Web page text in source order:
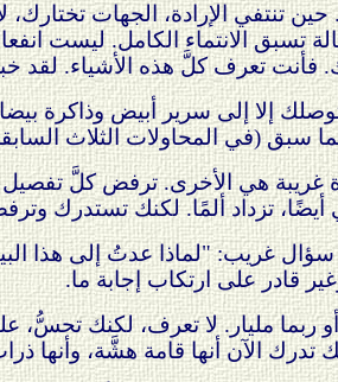
تنتفي الإرادة، الجهات
تسبق الانتماء الكامل. ليست
فأنت تعرف كلَّ هذه الأشياء. لقد
توصلك إلا إلى سرير أبيض
سبق (في المحاولات الثلاث
غريبة هي الأخرى. ترفض كلَّ تفصيل
تزداد ألمًا. لكنك تستدرك
سؤال غريب: "لماذا عدتُ إلى هذا
قادر على ارتكاب إجابة ما.
مليار. لا تعرف، لكنك تحسُّ،
الآن أنها قامة هشَّة، وأنها